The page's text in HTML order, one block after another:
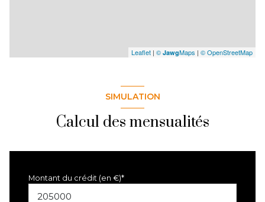
Leaflet | © JawgMaps | © OpenStreetMap
SIMULATION
Calcul des mensualités
Montant du crédit (en €)*